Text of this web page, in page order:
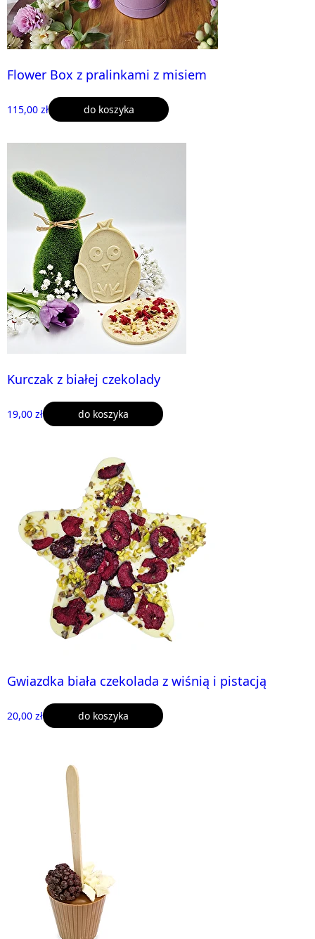
Flower Box z pralinkami z misiem
115,00 zł do koszyka
Kurczak z białej czekolady
19,00 zł do koszyka
Gwiazdka biała czekolada z wiśnią i pistacją
20,00 zł do koszyka